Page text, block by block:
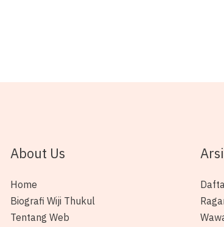
About Us
Home
Biografi Wiji Thukul
Tentang Web